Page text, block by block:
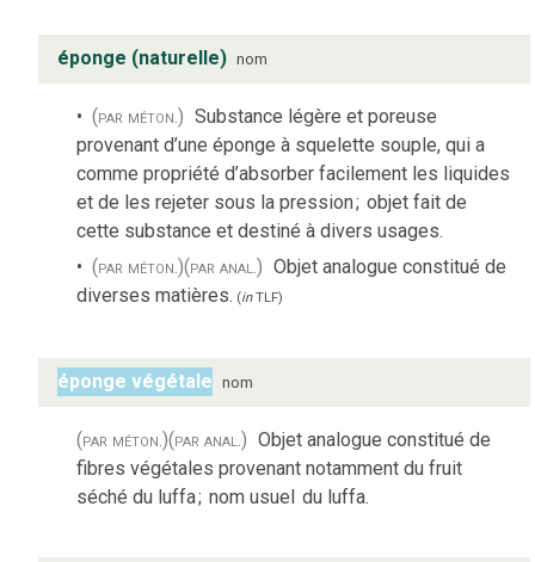
éponge (naturelle) nom
(par méton.) Substance légère et poreuse
provenant d’une éponge à squelette souple, qui a
comme propriété d’absorber facilement les liquides
et de les rejeter sous la pression; objet fait de
cette substance et destiné à divers usages.
(par méton.)(par anal.) Objet analogue constitué de
diverses matières. (inTLF)
éponge végétale nom
(par méton.)(par anal.) Objet analogue constitué de
fibres végétales provenant notamment du fruit
séché du luffa; nom usuel du luffa.